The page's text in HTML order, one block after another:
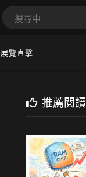
展覽直擊
推薦閱讀